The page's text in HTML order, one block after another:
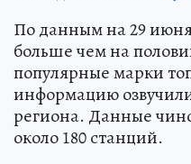
По данным на 29
больше чем на
популярные марки
информацию
региона. Данные
около 180 станций.